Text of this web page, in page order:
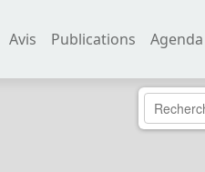
Avis Publications Agenda